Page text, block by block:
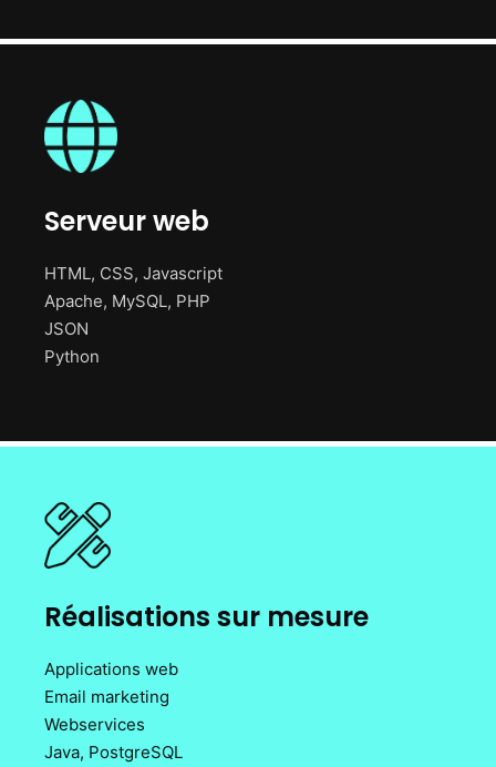
Serveur web
HTML, CSS, Javascript
Apache, MySQL, PHP
JSON
Python
Réalisations sur mesure
Applications web
Email marketing
Webservices
Java, PostgreSQL